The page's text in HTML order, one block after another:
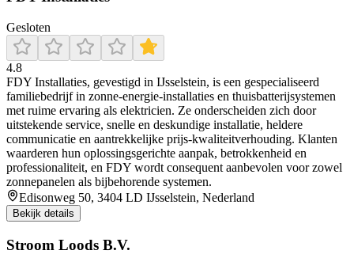
Gesloten
4.8
FDY Installaties, gevestigd in IJsselstein, is een gespecialiseerd
familiebedrijf in zonne-energie-installaties en thuisbatterijsystemen
met ruime ervaring als elektricien. Ze onderscheiden zich door
uitstekende service, snelle en deskundige installatie, heldere
communicatie en aantrekkelijke prijs-kwaliteitverhouding. Klanten
waarderen hun oplossingsgerichte aanpak, betrokkenheid en
professionaliteit, en FDY wordt consequent aanbevolen voor zowel
zonnepanelen als bijbehorende systemen.
Edisonweg 50, 3404 LD IJsselstein, Nederland
Bekijk details
Stroom Loods B.V.